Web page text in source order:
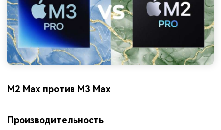
M2 Max против M3 Max
Производительность